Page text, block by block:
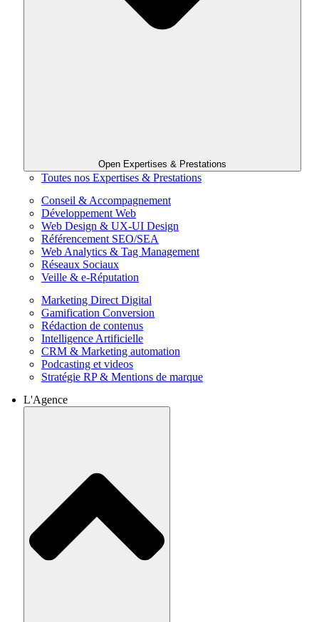
Open Expertises & Prestations
Toutes nos Expertises & Prestations
Conseil & Accompagnement
Développement Web
Web Design & UX-UI Design
Référencement SEO/SEA
Web Analytics & Tag Management
Réseaux Sociaux
Veille & e-Réputation
Marketing Direct Digital
Gamification Conversion
Rédaction de contenus
Intelligence Artificielle
CRM & Marketing automation
Podcasting et videos
Stratégie RP & Mentions de marque
L'Agence